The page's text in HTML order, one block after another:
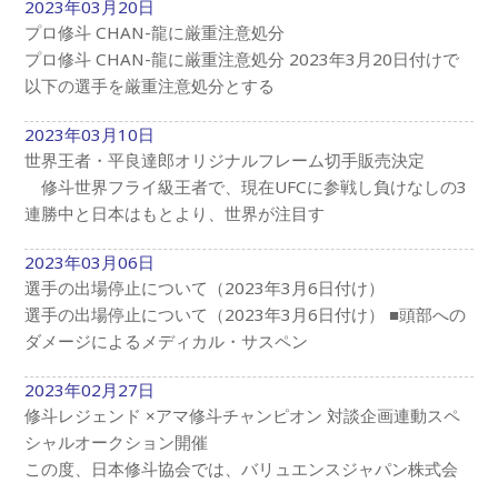
2023年03月20日
プロ修斗 CHAN-龍に厳重注意処分
プロ修斗 CHAN-龍に厳重注意処分 2023年3月20日付けで
以下の選手を厳重注意処分とする
2023年03月10日
世界王者・平良達郎オリジナルフレーム切手販売決定
修斗世界フライ級王者で、現在UFCに参戦し負けなしの3
連勝中と日本はもとより、世界が注目す
2023年03月06日
選手の出場停止について（2023年3月6日付け）
選手の出場停止について（2023年3月6日付け） ■頭部への
ダメージによるメディカル・サスペン
2023年02月27日
修斗レジェンド ×アマ修斗チャンピオン 対談企画連動スペ
シャルオークション開催
この度、日本修斗協会では、バリュエンスジャパン株式会